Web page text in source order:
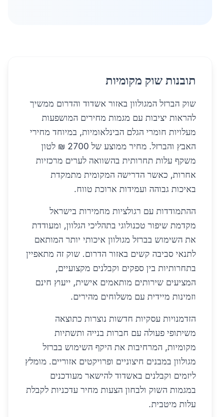
תובנות שוק מקומיות
שוק הברזל המגולוון באזור אשדוד והדרום ממשיך
להראות יציבות עם מגמות מחירים המושפעות
מעלויות חומרי הגלם הבינלאומיות, במיוחד מחירי
האבץ והברזל. מחיר ממוצע של 2700 ₪ לטון
משקף עלות תחרותית בהשוואה לערים מרכזיות
אחרות, כאשר הדרישה המקומית מתמקדת
באיכות גבוהה ועמידות ארוכת טווח.
ההתמודדות עם רגולציות מחמירות בישראל
מקדמת שיפור טכנולוגי בתהליכי הגלוון, ומעודדת
את השימוש בברזל מגולוון איכותי יותר המותאם
לתנאי סביבה קשים באזור הדרום. שוק זה מתאפיין
בתחרותיות בין ספקים וקבלנים מקצועיים,
המציעים שירותים מותאמים אישית, ייעוץ חינם
וזמינות מיידית עם משלוחים מהירים.
הזדמנויות עסקיות חדשות נוצרות כתוצאה
משיתופי פעולה עם חברות בנייה ותשתיות
מקומיות, המרחיבות את היקף השימוש בברזל
מגולוון במבנים חיצוניים ופרויקטים אזוריים. מומלץ
ליזמים וקבלנים באשדוד להישאר מעודכנים
במגמות השוק ולבחון הצעות מחיר עדכניות לקבלת
עלות מיטבית.